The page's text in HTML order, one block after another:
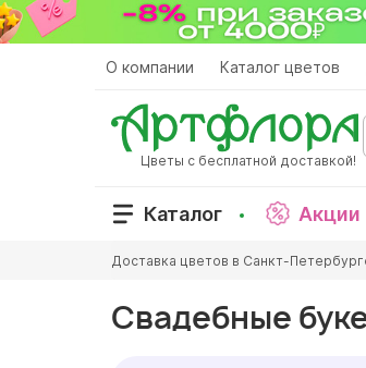
Перейти
к
О компании Каталог цветов
Цветы с бесплатной доставкой!
Каталог Акции
здесь
Доставка цветов в Санкт-
Свадебные